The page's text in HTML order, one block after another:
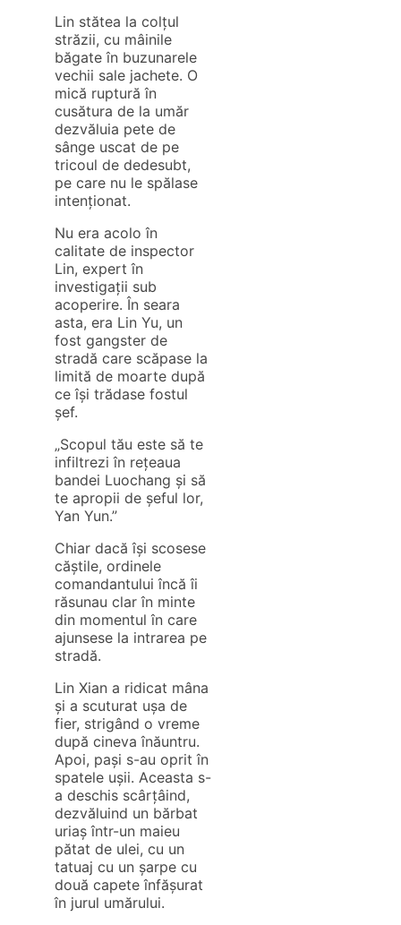
Lin stătea la colțul
străzii, cu mâinile
băgate în buzunarele
vechii sale jachete. O
mică ruptură în
cusătura de la umăr
dezvăluia pete de
sânge uscat de pe
tricoul de dedesubt,
pe care nu le spălase
intenționat.
Nu era acolo în
calitate de inspector
Lin, expert în
investigații sub
acoperire. În seara
asta, era Lin Yu, un
fost gangster de
stradă care scăpase la
limită de moarte după
ce își trădase fostul
șef.
„Scopul tău este să te
infiltrezi în rețeaua
bandei Luochang și să
te apropii de șeful lor,
Yan Yun.”
Chiar dacă își scosese
căștile, ordinele
comandantului încă îi
răsunau clar în minte
din momentul în care
ajunsese la intrarea pe
stradă.
Lin Xian a ridicat mâna
și a scuturat ușa de
fier, strigând o vreme
după cineva înăuntru.
Apoi, pași s-au oprit în
spatele ușii. Aceasta s-
a deschis scârțâind,
dezvăluind un bărbat
uriaș într-un maieu
pătat de ulei, cu un
tatuaj cu un șarpe cu
două capete înfășurat
în jurul umărului.